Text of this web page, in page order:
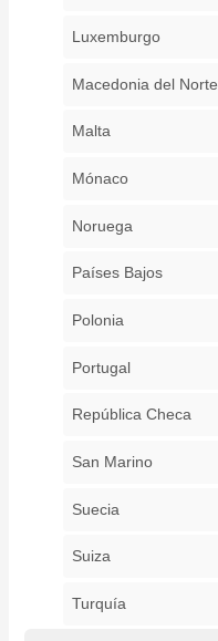
Luxemburgo
Macedonia del Norte
Malta
Mónaco
Noruega
Países Bajos
Polonia
Portugal
República Checa
San Marino
Suecia
Suiza
Turquía